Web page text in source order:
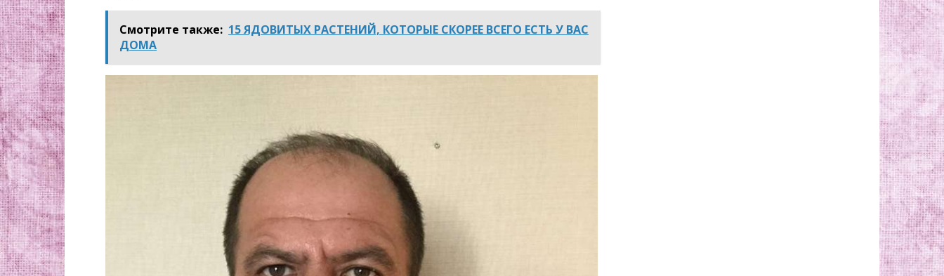
Смотрите также: 15 ЯДОВИТЫХ РАСТЕНИЙ, КОТОРЫЕ СКОРЕЕ ВСЕГО ЕСТЬ У ВАС
ДОМА